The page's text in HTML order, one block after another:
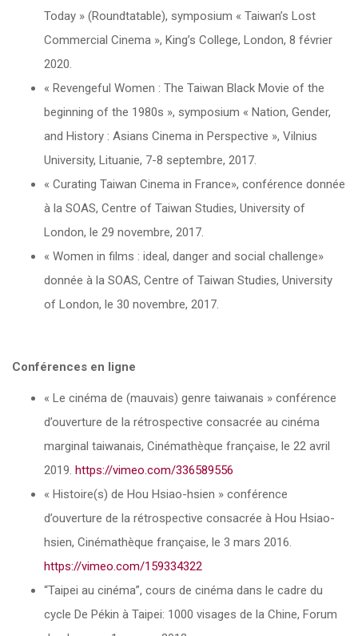
Today » (Roundtatable), symposium « Taiwan’s Lost
Commercial Cinema », King’s College, London, 8 février
2020.
« Revengeful Women : The Taiwan Black Movie of the
beginning of the 1980s », symposium « Nation, Gender,
and History : Asians Cinema in Perspective », Vilnius
University, Lituanie, 7-8 septembre, 2017.
« Curating Taiwan Cinema in France», conférence donnée
à la SOAS, Centre of Taiwan Studies, University of
London, le 29 novembre, 2017.
« Women in films : ideal, danger and social challenge»
donnée à la SOAS, Centre of Taiwan Studies, University
of London, le 30 novembre, 2017.
Conférences en ligne
« Le cinéma de (mauvais) genre taiwanais » conférence
d’ouverture de la rétrospective consacrée au cinéma
marginal taiwanais, Cinémathèque française, le 22 avril
2019. https://vimeo.com/336589556
« Histoire(s) de Hou Hsiao-hsien » conférence
d’ouverture de la rétrospective consacrée à Hou Hsiao-
hsien, Cinémathèque française, le 3 mars 2016.
https://vimeo.com/159334322
“Taipei au cinéma”, cours de cinéma dans le cadre du
cycle De Pékin à Taipei: 1000 visages de la Chine, Forum